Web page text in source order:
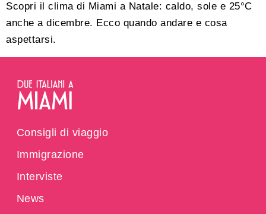
Scopri il clima di Miami a Natale: caldo, sole e 25°C
anche a dicembre. Ecco quando andare e cosa
aspettarsi.
Consigli di viaggio
Immigrazione
Interviste
News